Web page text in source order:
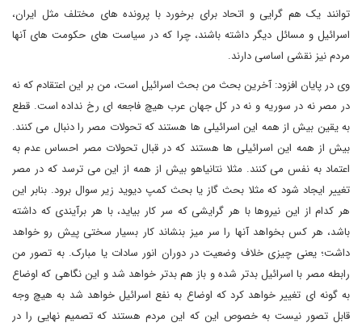
توانند یک هم گرایی و اتحاد برای برخورد با پرونده های مختلف مثل ایران،
اسرائیل و مسائل دیگر داشته باشند، چرا که در سیاست های حکومت های آنها
مردم نیز نقشی اساسی دارند.
وی در پایان افزود: آخرین بحث من بحث اسرائیل است، من بر این اعتقادم که نه
در مصر نه در سوریه و نه در کل جهان عرب هیچ فاجعه ای رخ نداده است. قطع
به یقین بیش از همه این اسرائیلی ها هستند که تحولات مصر را دنبال می کنند.
بیش از همه این اسرائیلی ها هستند که در قبال تحولات مصر احساس عدم به
اعتماد به نفس می کنند. مثلا نتانیاهو بیش از همه از این می ترسد که در مصر
تغییر ایجاد شود که مثلا بحث گاز یا بحث کمپ دیوید زیر سوال برود. بنابر این
هر کدام از این نیروها با هر گرایشی که سر کار بیاید، با هر برآیندی که داشته
باشد، هر کس بخواهد آنها را سر میز بنشاند کار بسیار سختی پیش رو خواهد
داشت؛ یعنی چیزی خلاف وضعیت در دوران انور سادات یا مبارک. به تصور من
رابطه مصر با اسرائیل بدتر شده و باز هم بدتر خواهد شد و این نگاهی که اوضاع
به گونه ای تغییر خواهد کرد که اوضاع به نفع اسرائیل خواهد شد به هیچ وجه
قابل تصور نیست به خصوص این که این مردم هستند که تصمیم نهایی را در